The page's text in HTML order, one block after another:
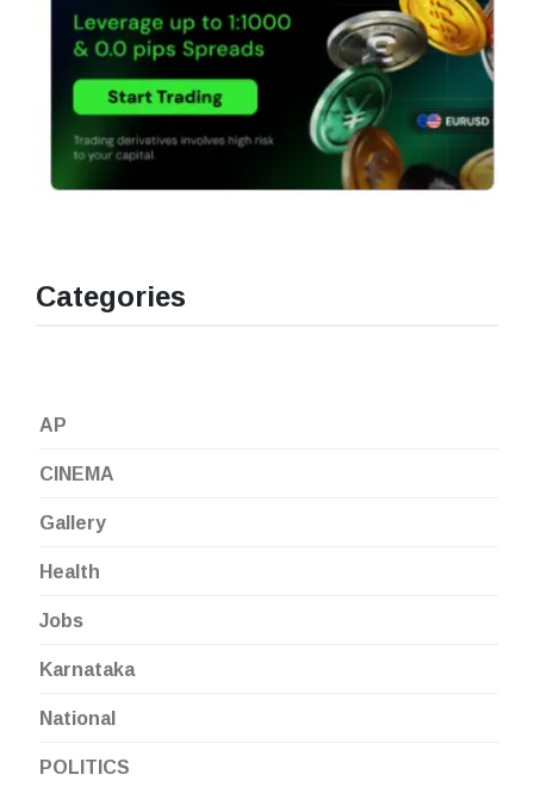
Categories
AP
CINEMA
Gallery
Health
Jobs
Karnataka
National
POLITICS